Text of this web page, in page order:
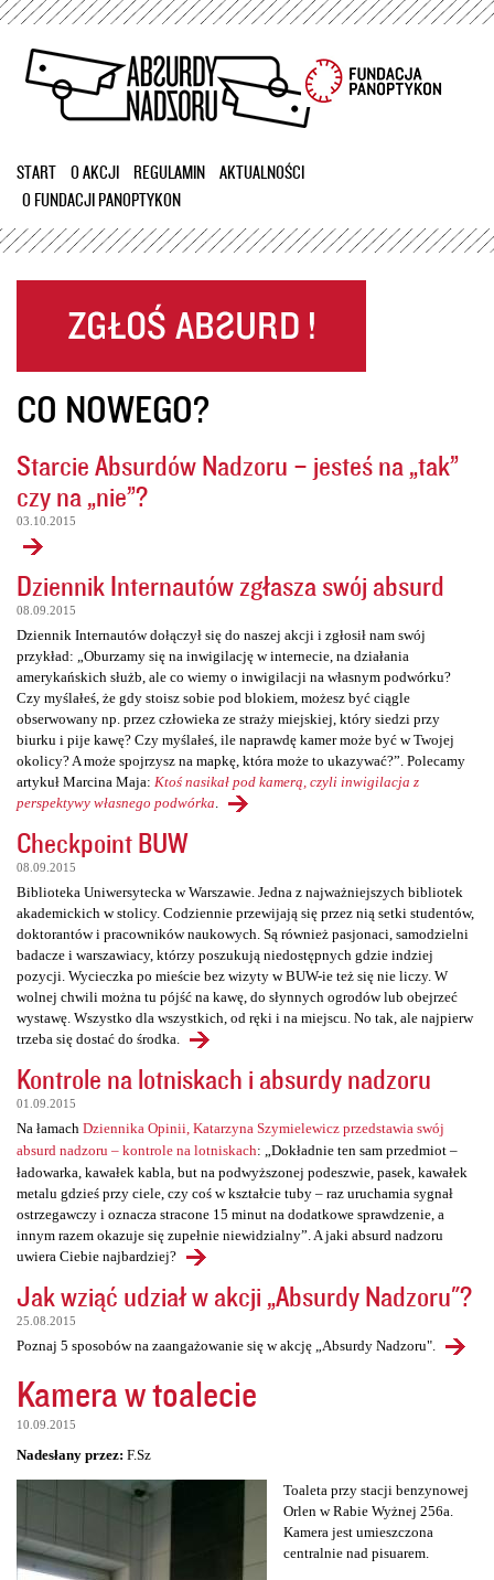
Przejdź
treści
START O AKCJI REGULAMIN
AKTUALNOŚCI
O FUNDACJI PANOPTYKON
CO NOWEGO?
Starcie Absurdów Nadzoru – jesteś na „tak”
czy na „nie”?
03.10.2015
Dziennik Internautów zgłasza swój absurd
08.09.2015
Dziennik Internautów dołączył się do naszej akcji i zgłosił nam swój
przykład: „Oburzamy się na inwigilację w internecie, na działania
amerykańskich służb, ale co wiemy o inwigilacji na własnym podwórku?
Czy myślałeś, że gdy stoisz sobie pod blokiem, możesz być ciągle
obserwowany np. przez człowieka ze straży miejskiej, który siedzi przy
biurku i pije kawę? Czy myślałeś, ile naprawdę kamer może być w Twojej
okolicy? A może spojrzysz na mapkę, która może to ukazywać?”. Polecamy
artykuł Marcina Maja: Ktoś nasikał pod kamerą, czyli inwigilacja z
perspektywy własnego podwórka
Checkpoint BUW
08.09.2015
Biblioteka Uniwersytecka w Warszawie. Jedna z najważniejszych bibliotek
akademickich w stolicy. Codziennie przewijają się przez nią setki studentów,
doktorantów i pracowników naukowych. Są również pasjonaci, samodzielni
badacze i warszawiacy, którzy poszukują niedostępnych gdzie indziej
pozycji. Wycieczka po mieście bez wizyty w BUW-ie też się nie liczy. W
wolnej chwili można tu pójść na kawę, do słynnych ogrodów lub obejrzeć
wystawę. Wszystko dla wszystkich, od ręki i na miejscu. No tak, ale najpierw
trzeba się dostać do środka.
Kontrole na lotniskach i absurdy nadzoru
01.09.2015
Na łamach Dziennika Opinii, Katarzyna Szymielewicz przedstawia swój
absurd nadzoru – kontrole na lotniskach: „Dokładnie ten sam przedmiot –
ładowarka, kawałek kabla, but na podwyższonej podeszwie, pasek, kawałek
metalu gdzieś przy ciele, czy coś w kształcie tuby – raz uruchamia sygnał
ostrzegawczy i oznacza stracone 15 minut na dodatkowe sprawdzenie, a
innym razem okazuje się zupełnie niewidzialny”. A jaki absurd nadzoru
uwiera Ciebie najbardziej?
Jak wziąć udział w akcji „Absurdy Nadzoru"?
25.08.2015
Poznaj 5 sposobów na zaangażowanie się w akcję „Absurdy Nadzoru".
Kamera w toalecie
10.09.2015
Nadesłany przez: F.Sz
Toaleta przy stacji benzynowej
Orlen w Rabie Wyżnej 256a.
Kamera jest umieszczona
centralnie nad pisuarem.